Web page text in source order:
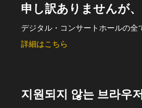
申し訳ありませんが
デジタル・コンサートホールの全
詳細はこちら
지원되지 않는 브라우